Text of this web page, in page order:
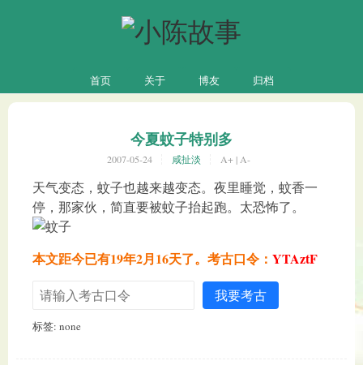
首页 关于 博友 归档
今夏蚊子特别多
2007-05-24 咸扯淡 A+ |A-
天气变态，蚊子也越来越变态。夜里睡觉，蚊香一
停，那家伙，简直要被蚊子抬起跑。太恐怖了。
本文距今已有19年2月16天了。考古口令： YTAztF
我要考古
标签: none